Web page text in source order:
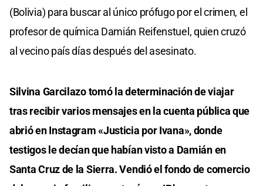
(Bolivia) para buscar al único prófugo por el crimen, el
profesor de química Damián Reifenstuel, quien cruzó
al vecino país días después del asesinato.
Silvina Garcilazo tomó la determinación de viajar
tras recibir varios mensajes en la cuenta pública que
abrió en Instagram «Justicia por Ivana», donde
testigos le decían que habían visto a Damián en
Santa Cruz de la Sierra. Vendió el fondo de comercio